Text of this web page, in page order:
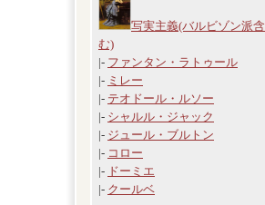
写実主義(バルビゾン派含
む)
|- ファンタン・ラトゥール
|- ミレー
|- テオドール・ルソー
|- シャルル・ジャック
|- ジュール・ブルトン
|- コロー
|- ドーミエ
|- クールベ